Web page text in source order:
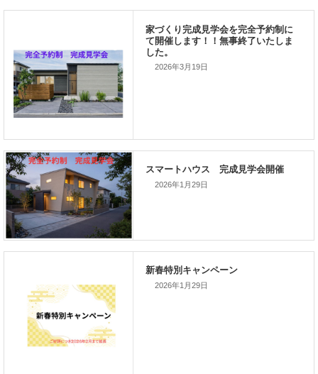
家づくりこぼれ話！
新着のイベント情報
2026年3月19日
2026年1月29日
2026年1月29日